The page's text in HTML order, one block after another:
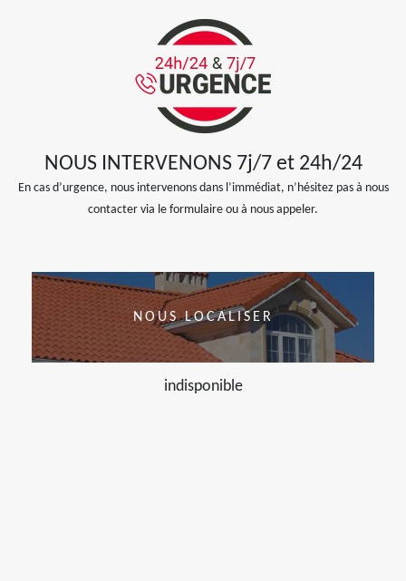
NOUS INTERVENONS 7j/7 et 24h/24
En cas d’urgence, nous intervenons dans l’immédiat, n’hésitez pas à nous
contacter via le formulaire ou à nous appeler.
NOUS LOCALISER
indisponible